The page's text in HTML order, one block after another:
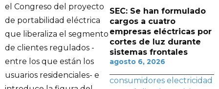
el Congreso del proyecto
de portabilidad eléctrica
que liberaliza el segmento
de clientes regulados -
entre los que están los
usuarios residenciales- e
SEC: Se han formulado
cargos a cuatro
empresas eléctricas por
cortes de luz durante
sistemas frontales
agosto 6, 2026
consumidores electricidad